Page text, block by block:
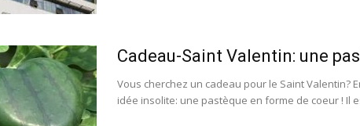
Cadeau-Saint Valentin: une
Vous cherchez un cadeau pour le Saint Valentin?
idée insolite: une pastèque en forme de coeur ! Il